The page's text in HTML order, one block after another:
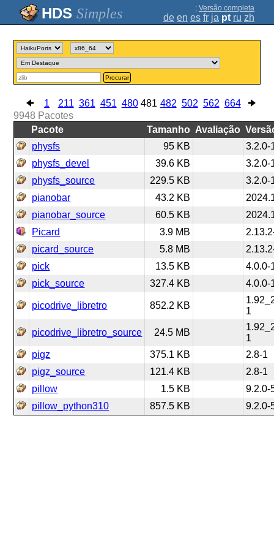
Simples ; Versão completa
de en es fr ja pt ru zh
Procurar
1 211 361 451 480 481 482 502 562 664
9948 Pacotes
Pacote
Tamanho Avaliação
physfs
95 KB
3.2.0-
physfs_devel
39.6 KB
3.2.0-
physfs_source
229.5 KB
3.2.0-
pianobar
43.2 KB
pianobar_source
60.5 KB
Picard
3.9 MB
picard_source
5.8 MB
pick
13.5 KB
4.0.0-
pick_source
327.4 KB 4.0.0-
picodrive_libretro 852.2 KB
1
picodrive_libretro_source 24.5 MB
1
pigz
375.1 KB
2.8-1
pigz_source
121.4 KB
2.8-1
pillow
1.5 KB
9.2.0-
pillow_python310
857.5 KB 9.2.0-